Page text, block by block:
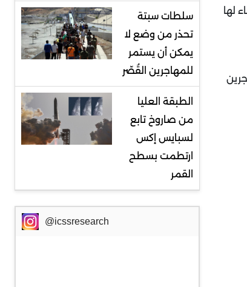
لها
سلطات سبتة
تحذر من وضع لا
يمكن أن يستمر
للمهاجرين القُصّر
الطبقة العليا
من صاروخ تابع
لسبايس إكس
ارتطمت بسطح
القمر
@icssresearch